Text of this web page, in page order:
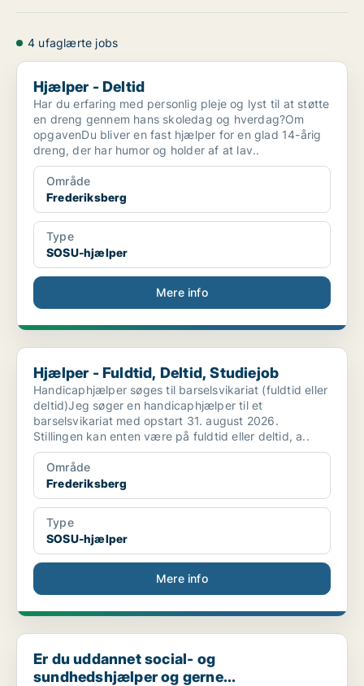
4 ufaglærte jobs
Hjælper - Deltid
Hjælper - Deltid
Har du erfaring med personlig pleje og lyst til at støtte
en dreng gennem hans skoledag og hverdag?Om
opgavenDu bliver en fast hjælper for en glad 14-årig
dreng, der har humor og holder af at lav..
Område
Frederiksberg
Type
SOSU-hjælper
Mere info
Hjælper - Fuldtid, Deltid, Studiejob
Hjælper - Fuldtid, Deltid, Studiejob
Handicaphjælper søges til barselsvikariat (fuldtid eller
deltid)Jeg søger en handicaphjælper til et
barselsvikariat med opstart 31. august 2026.
Stillingen kan enten være på fuldtid eller deltid, a..
Område
Frederiksberg
Type
SOSU-hjælper
Mere info
Er du uddannet social- og sundhedshjælper og gerne...
Er du uddannet social- og
sundhedshjælper og gerne...